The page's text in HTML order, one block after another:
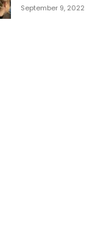
September 9, 2022